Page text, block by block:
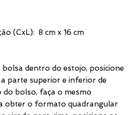
(CxL): 8 cm x 16 cm
dentro do estojo, posicione
parte superior e inferior de
bolso, faça o mesmo
obter o formato quadrangular